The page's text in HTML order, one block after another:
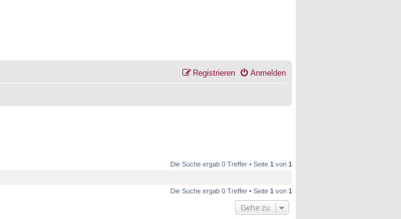
Anmelden
Registrieren
Die Suche ergab 0 Treffer • Seite 1 von 1
Die Suche ergab 0 Treffer • Seite 1 von 1
Gehe zu